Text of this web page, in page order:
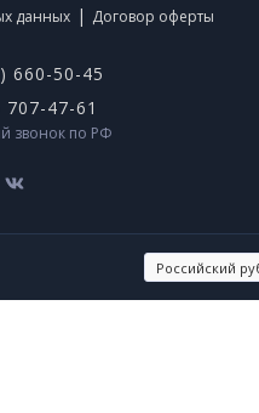
данных | Договор оферты
660-50-45
47-61
звонок по РФ